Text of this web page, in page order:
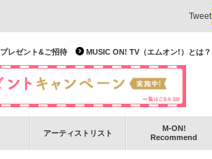
Tweet
MUSIC ON! TV（エムオン!）とは？
プレゼント&ご招待
アーティストリスト
M-ON!
Recommend